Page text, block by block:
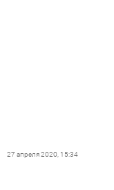
27 апреля 2020, 15:34